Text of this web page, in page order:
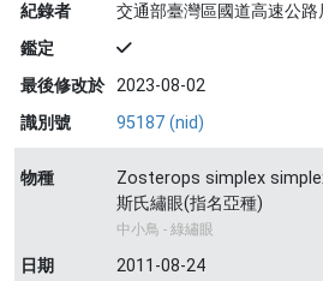
紀錄者
交通部臺灣區國道高速公路
鑑定
最後修改於 2023-08-02
識別號
95187 (nid)
物種
Zosterops simplex
斯氏繡眼(指名亞種)
中小鳥 - 綠繡眼
日期
2011-08-24